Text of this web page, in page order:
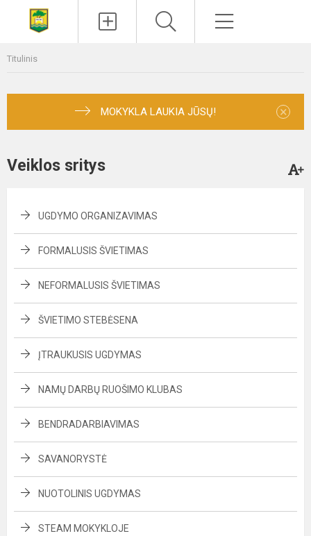
Titulinis
MOKYKLA LAUKIA JŪSŲ! ×
Veiklos sritys
UGDYMO ORGANIZAVIMAS
FORMALUSIS ŠVIETIMAS
NEFORMALUSIS ŠVIETIMAS
ŠVIETIMO STEBĖSENA
ĮTRAUKUSIS UGDYMAS
NAMŲ DARBŲ RUOŠIMO KLUBAS
BENDRADARBIAVIMAS
SAVANORYSTĖ
NUOTOLINIS UGDYMAS
STEAM MOKYKLOJE